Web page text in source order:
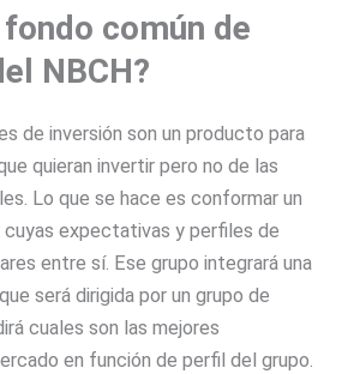
fondo común de
NBCH?
de inversión son un producto para
quieran invertir pero no de las
Lo que se hace es conformar un
cuyas expectativas y perfiles de
entre sí. Ese grupo integrará una
será dirigida por un grupo de
cuales son las mejores
en función de perfil del grupo.